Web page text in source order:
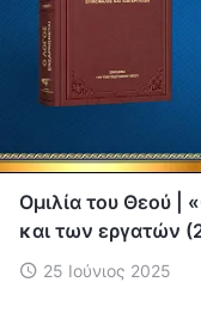
Ομιλία του Θεού |
και των εργατών
25 Ιούνιος 2025